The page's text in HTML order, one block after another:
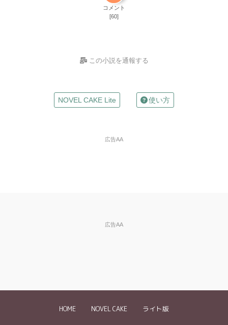
コメント
[60]
この小説を通報する
※入力した場合は確認メールが自動返信されます
写が含まれていました
・「〇〇」という作品の盗作と思われます。登場人物の名前を
NOVEL CAKE Lite 使い方
広告AA
広告AA
HOME NOVEL CAKE ライト版